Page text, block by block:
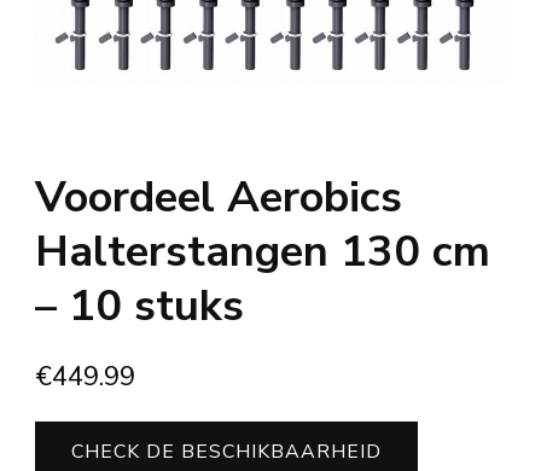
Voordeel Aerobics
Halterstangen 130 cm
– 10 stuks
€449.99
CHECK DE BESCHIKBAARHEID